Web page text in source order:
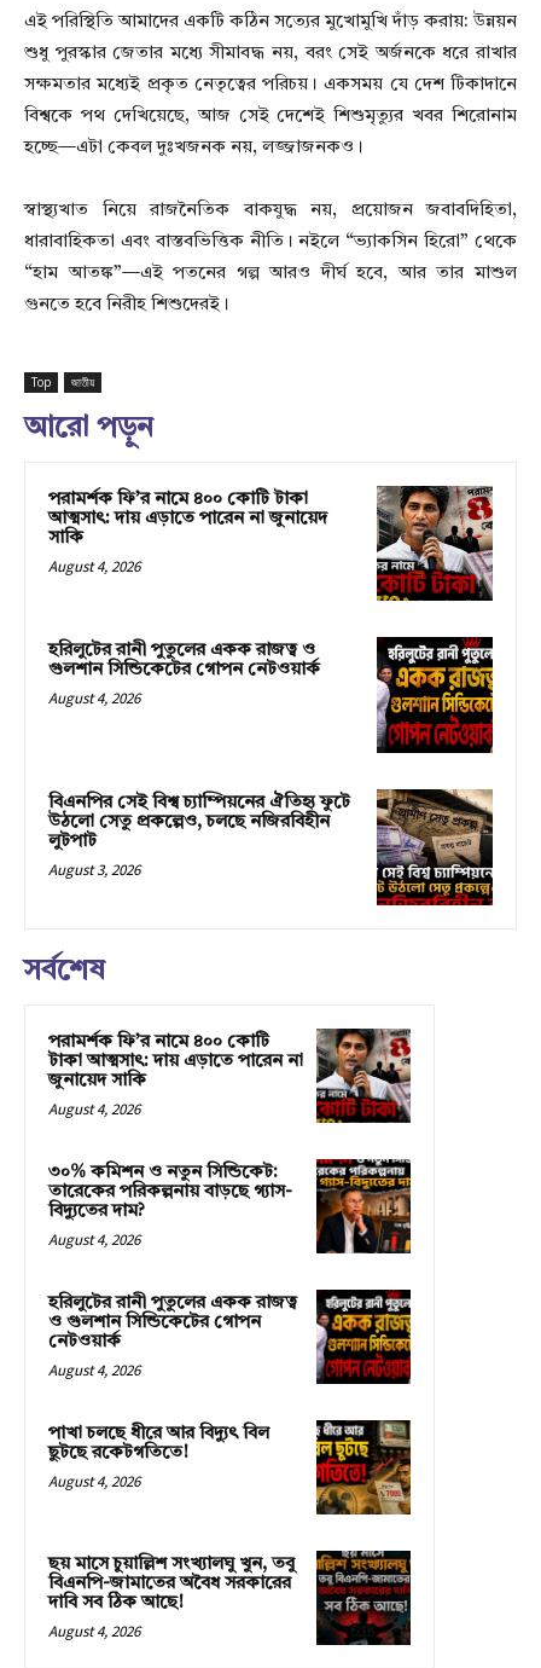
এই পরিস্থিতি আমাদের একটি কঠিন সত্যের মুখোমুখি দাঁড় করায়: উন্নয়ন
শুধু পুরস্কার জেতার মধ্যে সীমাবদ্ধ নয়, বরং সেই অর্জনকে ধরে রাখার
সক্ষমতার মধ্যেই প্রকৃত নেতৃত্বের পরিচয়। একসময় যে দেশ টিকাদানে
বিশ্বকে পথ দেখিয়েছে, আজ সেই দেশেই শিশুমৃত্যুর খবর শিরোনাম
হচ্ছে—এটা কেবল দুঃখজনক নয়, লজ্জাজনকও।
স্বাস্থ্যখাত নিয়ে রাজনৈতিক বাকযুদ্ধ নয়, প্রয়োজন জবাবদিহিতা,
ধারাবাহিকতা এবং বাস্তবভিত্তিক নীতি। নইলে “ভ্যাকসিন হিরো” থেকে
“হাম আতঙ্ক”—এই পতনের গল্প আরও দীর্ঘ হবে, আর তার মাশুল
গুনতে হবে নিরীহ শিশুদেরই।
Top জাতীয়
আরো পড়ুন
পরামর্শক ফি’র নামে ৪০০ কোটি টাকা
আত্মসাৎ: দায় এড়াতে পারেন না জুনায়েদ
সাকি
August 4, 2026
হরিলুটের রানী পুতুলের একক রাজত্ব ও
গুলশান সিন্ডিকেটের গোপন নেটওয়ার্ক
August 4, 2026
বিএনপির সেই বিশ্ব চ্যাম্পিয়নের ঐতিহ্য ফুটে
উঠলো সেতু প্রকল্পেও, চলছে নজিরবিহীন
লুটপাট
August 3, 2026
সর্বশেষ
পরামর্শক ফি’র নামে ৪০০ কোটি
টাকা আত্মসাৎ: দায় এড়াতে পারেন না
জুনায়েদ সাকি
August 4, 2026
৩০% কমিশন ও নতুন সিন্ডিকেট:
তারেকের পরিকল্পনায় বাড়ছে গ্যাস-
বিদ্যুতের দাম?
August 4, 2026
হরিলুটের রানী পুতুলের একক রাজত্ব
ও গুলশান সিন্ডিকেটের গোপন
নেটওয়ার্ক
August 4, 2026
পাখা চলছে ধীরে আর বিদ্যুৎ বিল
ছুটছে রকেটগতিতে!
August 4, 2026
ছয় মাসে চুয়াল্লিশ সংখ্যালঘু খুন, তবু
বিএনপি-জামাতের অবৈধ সরকারের
দাবি সব ঠিক আছে!
August 4, 2026